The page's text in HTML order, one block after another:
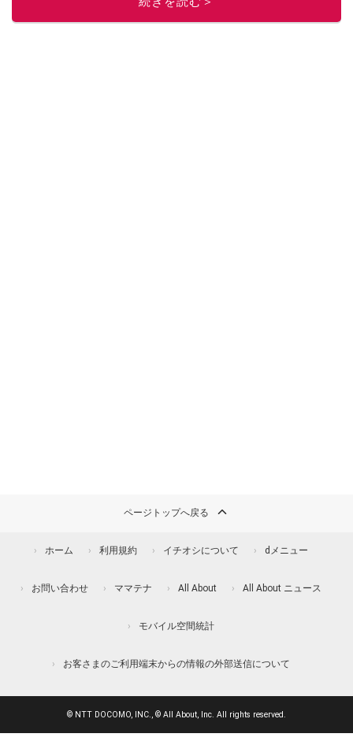
ページトップへ戻る
ホーム 利用規約 イチオシについて dメニュー
お問い合わせ ママテナ All About All About ニュース
モバイル空間統計
お客さまのご利用端末からの情報の外部送信について
© NTT DOCOMO, INC., © All About, Inc. All rights reserved.